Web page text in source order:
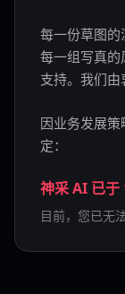
每一份草图的
每一组写真的
支持。我们由
因业务发展
定：
神采 AI 已于
目前，您已无